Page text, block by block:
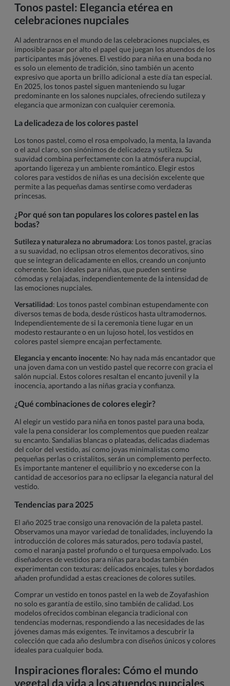
Tonos pastel: Elegancia etérea en
celebraciones nupciales
Al adentrarnos en el mundo de las celebraciones nupciales, es
imposible pasar por alto el papel que juegan los atuendos de los
participantes más jóvenes. El vestido para niña en una boda no
es solo un elemento de tradición, sino también un acento
expresivo que aporta un brillo adicional a este día tan especial.
En 2025, los tonos pastel siguen manteniendo su lugar
predominante en los salones nupciales, ofreciendo sutileza y
elegancia que armonizan con cualquier ceremonia.
La delicadeza de los colores pastel
Los tonos pastel, como el rosa empolvado, la menta, la lavanda
o el azul claro, son sinónimos de delicadeza y sutileza. Su
suavidad combina perfectamente con la atmósfera nupcial,
aportando ligereza y un ambiente romántico. Elegir estos
colores para vestidos de niñas es una decisión excelente que
permite a las pequeñas damas sentirse como verdaderas
princesas.
¿Por qué son tan populares los colores pastel en las
bodas?
Sutileza y naturaleza no abrumadora: Los tonos pastel, gracias
a su suavidad, no eclipsan otros elementos decorativos, sino
que se integran delicadamente en ellos, creando un conjunto
coherente. Son ideales para niñas, que pueden sentirse
cómodas y relajadas, independientemente de la intensidad de
las emociones nupciales.
Versatilidad: Los tonos pastel combinan estupendamente con
diversos temas de boda, desde rústicos hasta ultramodernos.
Independientemente de si la ceremonia tiene lugar en un
modesto restaurante o en un lujoso hotel, los vestidos en
colores pastel siempre encajan perfectamente.
Elegancia y encanto inocente: No hay nada más encantador que
una joven dama con un vestido pastel que recorre con gracia el
salón nupcial. Estos colores resaltan el encanto juvenil y la
inocencia, aportando a las niñas gracia y confianza.
¿Qué combinaciones de colores elegir?
Al elegir un vestido para niña en tonos pastel para una boda,
vale la pena considerar los complementos que pueden realzar
su encanto. Sandalias blancas o plateadas, delicadas diademas
del color del vestido, así como joyas minimalistas como
pequeñas perlas o cristalitos, serán un complemento perfecto.
Es importante mantener el equilibrio y no excederse con la
cantidad de accesorios para no eclipsar la elegancia natural del
vestido.
Tendencias para 2025
El año 2025 trae consigo una renovación de la paleta pastel.
Observamos una mayor variedad de tonalidades, incluyendo la
introducción de colores más saturados, pero todavía pastel,
como el naranja pastel profundo o el turquesa empolvado. Los
diseñadores de vestidos para niñas para bodas también
experimentan con texturas: delicados encajes, tules y bordados
añaden profundidad a estas creaciones de colores sutiles.
Comprar un vestido en tonos pastel en la web de Zoyafashion
no solo es garantía de estilo, sino también de calidad. Los
modelos ofrecidos combinan elegancia tradicional con
tendencias modernas, respondiendo a las necesidades de las
jóvenes damas más exigentes. Te invitamos a descubrir la
colección que cada año deslumbra con diseños únicos y colores
ideales para cualquier boda.
Inspiraciones florales: Cómo el mundo
vegetal da vida a los atuendos nupciales